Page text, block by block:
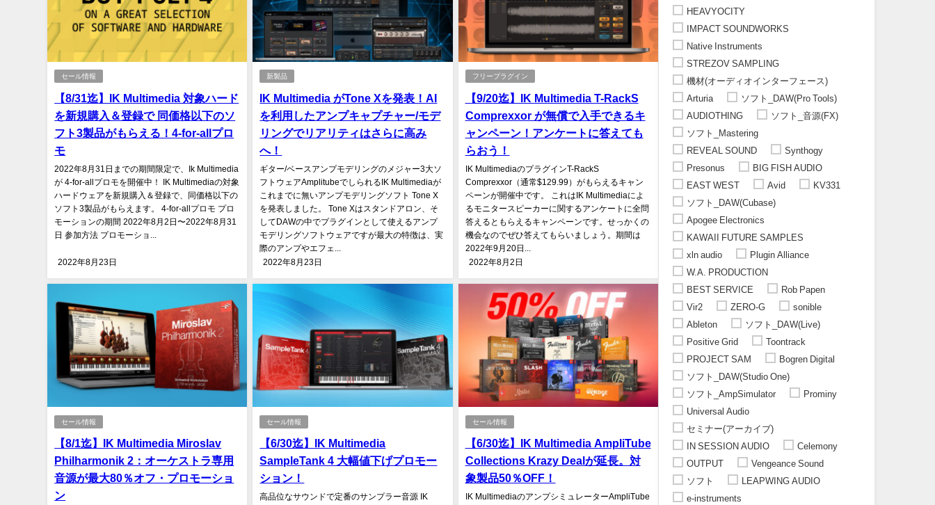
セール情報
【8/31迄】IK Multimedia 対象ハード
を新規購入＆登録で 同価格以下のソ
フト3製品がもらえる！4-for-allプロ
モ
2022年8月31日までの期間限定で、Ik Multimedia
が 4-for-allプロモを開催中！ IK Multimediaの対象
ハードウェアを新規購入＆登録で、同価格以下の
ソフト3製品がもらえます。 4-for-allプロモ プロ
モーションの期間 2022年8月2日〜2022年8月31
日 参加方法 プロモーショ...
2022年8月23日
新製品
IK Multimedia がTone Xを発表！AI
を利用したアンプキャプチャー/モデ
リングでリアリティはさらに高み
へ！
ギター/ベースアンプモデリングのメジャー3大ソ
フトウェアAmplitubeでしられるIK Multimediaが
これまでに無いアンプモデリングソフト Tone X
を発表しました。 Tone Xはスタンドアロン、そ
してDAWの中でプラグインとして使えるアンプ
モデリングソフトウェアですが最大の特徴は、実
際のアンプやエフェ...
2022年8月23日
フリープラグイン
【9/20迄】IK Multimedia T-RackS
Comprexxor が無償で入手できるキ
ャンペーン！アンケートに答えても
らおう！
IK MultimediaのプラグインT-RackS
Comprexxor（通常$129.99）がもらえるキャン
ペーンが開催中です。 これはIK Multimediaによ
るモニタースピーカーに関するアンケートに全問
答えるともらえるキャンペーンです。せっかくの
機会なのでぜひ答えてもらいましょう。期間は
2022年9月20日...
2022年8月2日
セール情報
【8/1迄】IK Multimedia Miroslav
Philharmonik 2：オーケストラ専用
音源が最大80％オフ・プロモーショ
ン
セール情報
【6/30迄】IK Multimedia
SampleTank 4 大幅値下げプロモー
ション！
高品位なサウンドで定番のサンプラー音源 IK
セール情報
【6/30迄】IK Multimedia AmpliTube
Collections Krazy Dealが延長。対
象製品50％OFF！
IK MultimediaのアンプシミュレーターAmpliTube
HEAVYOCITY
IMPACT SOUNDWORKS
Native Instruments
STREZOV SAMPLING
機材(オーディオインターフェース)
Arturia
ソフト_DAW(Pro Tools)
AUDIOTHING
ソフト_音源(FX)
ソフト_Mastering
REVEAL SOUND
Synthogy
Presonus
BIG FISH AUDIO
EAST WEST
Avid
KV331
ソフト_DAW(Cubase)
Apogee Electronics
KAWAII FUTURE SAMPLES
xln audio
Plugin Alliance
W.A. PRODUCTION
BEST SERVICE
Rob Papen
Vir2
ZERO-G
sonible
Ableton
ソフト_DAW(Live)
Positive Grid
Toontrack
PROJECT SAM
Bogren Digital
ソフト_DAW(Studio One)
ソフト_AmpSimulator
Prominy
Universal Audio
セミナー(アーカイブ)
IN SESSION AUDIO
Celemony
OUTPUT
Vengeance Sound
ソフト
LEAPWING AUDIO
e-instruments